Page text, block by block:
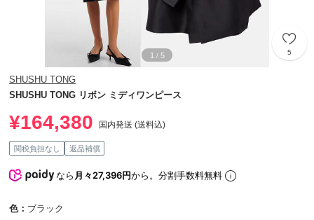
1 / 5 5
SHUSHU TONG
SHUSHU TONG リボン ミディワンピース
¥164,380 国内発送 (送料込)
関税負担なし 返品補償
なら月々27,396円から。分割手数料無料
色： ブラック